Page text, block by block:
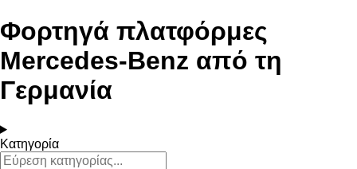
Φορτηγά πλατφόρμες
Mercedes-Benz από τη
Γερμανία
Κατηγορία